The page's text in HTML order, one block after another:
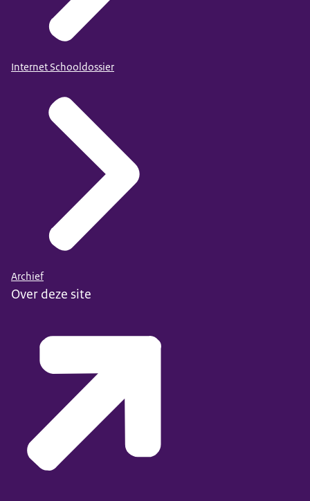
Internet Schooldossier
Archief
Over deze site